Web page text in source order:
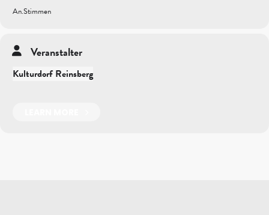
An.Stimmen
Veranstalter
Kulturdorf Reinsberg